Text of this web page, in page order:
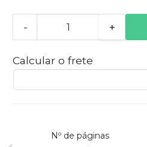
- +
Calcular o frete
Nº de páginas